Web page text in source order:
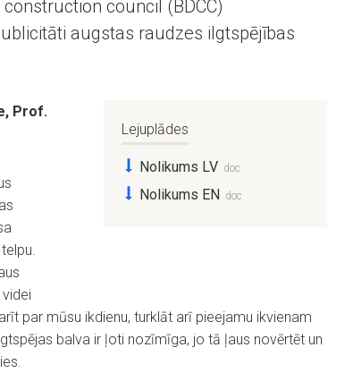
council (BDCC)
augstas raudzes ilgtspējības
Lejuplādes
Nolikums LV
Nolikums EN
Prof.
par mūsu ikdienu, turklāt arī pieejamu ikvienam
balva ir ļoti nozīmīga, jo tā ļaus novērtēt un